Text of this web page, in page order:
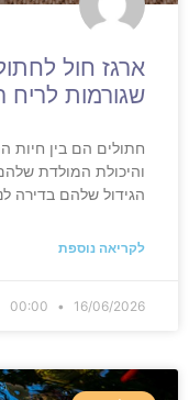
ארגז חול
שגורמות לריח
חתולים הם בין חיות
והיכולת המולדת
הגידול שלהם בדירה
לקריאה נוספת
16/06/2026